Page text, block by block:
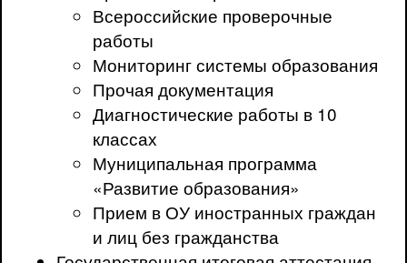
Всероссийские проверочные
работы
Мониторинг системы образования
Прочая документация
Диагностические работы в 10
классах
Муниципальная программа
«Развитие образования»
Прием в ОУ иностранных граждан
и лиц без гражданства